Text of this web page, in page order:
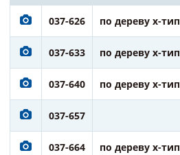
037-626 по дереву х-тип
037-633 по дереву х-тип
037-640 по дереву х-тип
037-657
037-664 по дереву х-тип